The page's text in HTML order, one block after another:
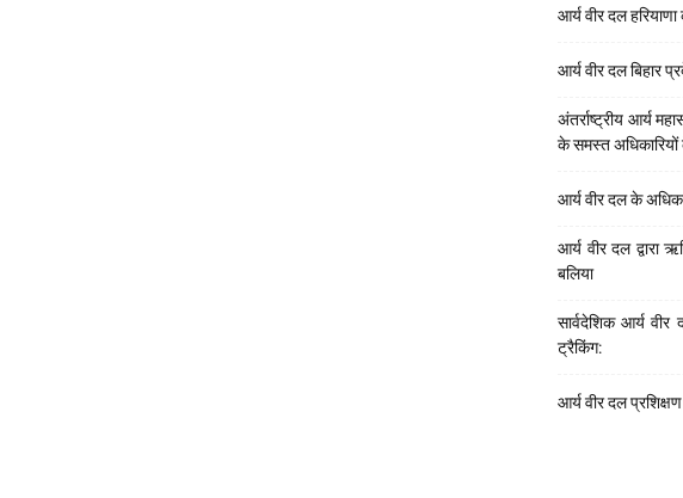
आर्य वीर दल हरियाणा
आर्य वीर दल बिहार
अंतर्राष्ट्रीय आर्य
के समस्त अधिकारियों
आर्य वीर दल के
आर्य वीर दल द्वारा
बलिया
सार्वदेशिक आर्य वीर
ट्रैकिंग:
आर्य वीर दल